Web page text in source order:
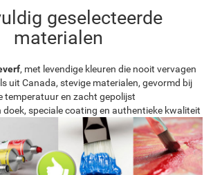
geselecteerde
materialen
, met levendige kleuren die nooit vervagen
uit Canada, stevige materialen, gevormd bij
temperatuur en zacht gepolijst
doek, speciale coating en authentieke kwaliteit